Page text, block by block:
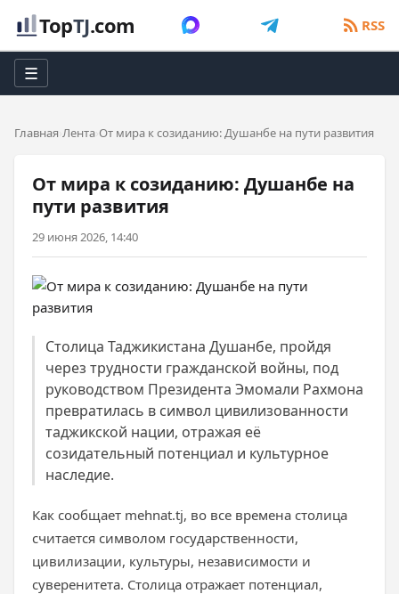
TopTJ.com RSS
☰
Главная Лента От мира к созиданию: Душанбе на пути развития
От мира к созиданию: Душанбе на
пути развития
29 июня 2026, 14:40
Столица Таджикистана Душанбе, пройдя
через трудности гражданской войны, под
руководством Президента Эмомали Рахмона
превратилась в символ цивилизованности
таджикской нации, отражая её
созидательный потенциал и культурное
наследие.
Как сообщает mehnat.tj, во все времена столица
считается символом государственности,
цивилизации, культуры, независимости и
суверенитета. Столица отражает потенциал,